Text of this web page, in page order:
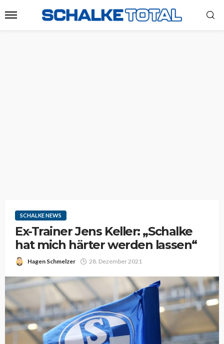
SCHALKE NEWS
Ex-Trainer Jens Keller: „Schalke
hat mich härter werden lassen“
Hagen Schmelzer 28. Dezember 2021